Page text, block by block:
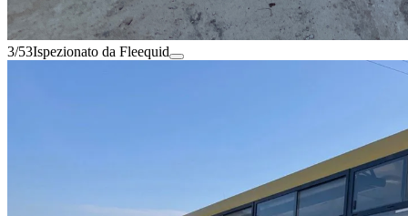
3/53Ispezionato da Fleequid